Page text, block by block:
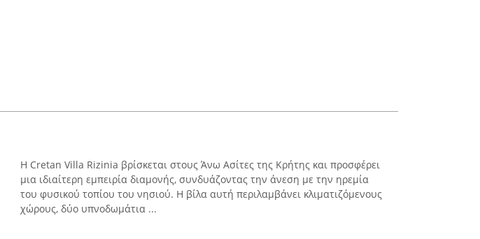
Η Cretan Villa Rizinia βρίσκεται στους Άνω Ασίτες της Κρήτης και προσφέρει
μια ιδιαίτερη εμπειρία διαμονής, συνδυάζοντας την άνεση με την ηρεμία
του φυσικού τοπίου του νησιού. Η βίλα αυτή περιλαμβάνει κλιματιζόμενους
χώρους, δύο υπνοδωμάτια ...